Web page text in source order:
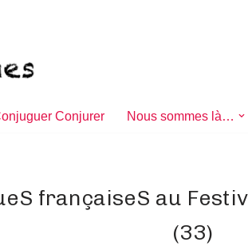
Conjurer Nous sommes là…
françaiseS au
(33)